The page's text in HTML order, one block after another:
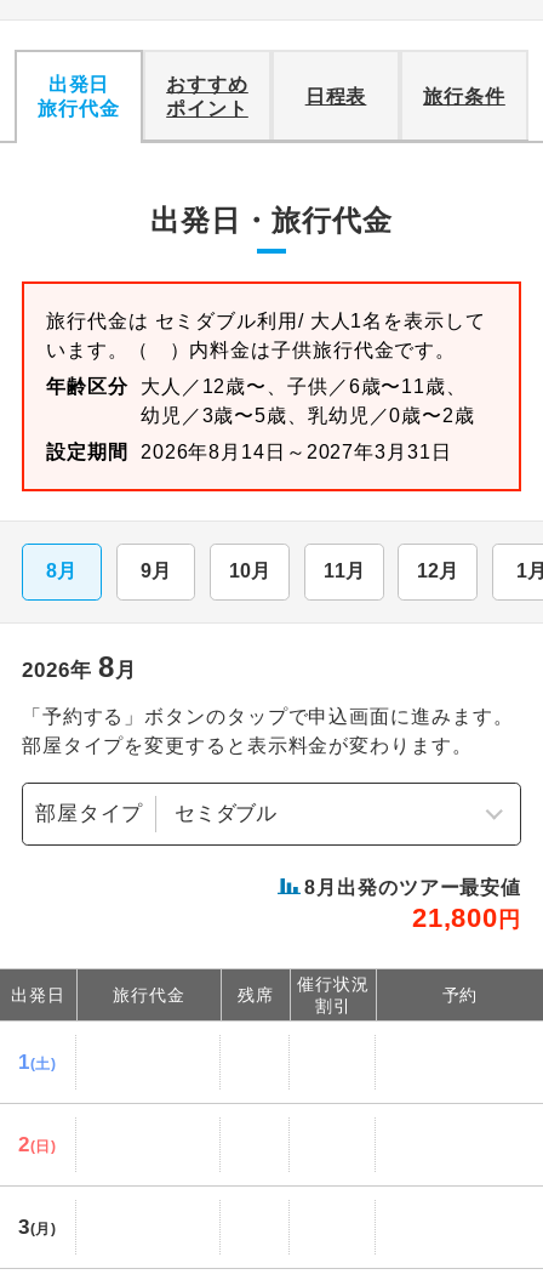
出発日
旅行代金
おすすめ
ポイント
日程表 旅行条件
出発日・旅行代金
旅行代金は セミダブル利用/ 大人1名を表示して
います。
（ ）内料金は子供旅行代金です。
年齢区分
大人／12歳〜、子供／6歳〜11歳、
幼児／3歳〜5歳、乳幼児／0歳〜2歳
設定期間
2026年8月14日～2027年3月31日
8月 9月 10月 11月 12月 1
2026年 8月
「予約する」ボタンのタップで申込画面に進みます。
部屋タイプを変更すると表示料金が変わります。
部屋タイプ
8 月出発のツアー最安値
21,800 円
出発日 旅行代金 残席
催行状況
割引
予約
1(土)
2(日)
3(月)